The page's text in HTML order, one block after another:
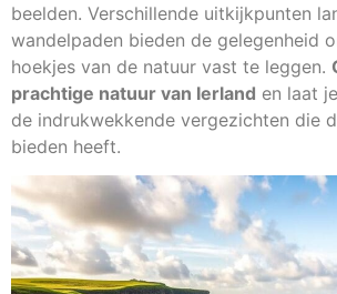
beelden. Verschillende uitkijkpunten
wandelpaden bieden de gelegenheid
hoekjes van de natuur vast te leggen.
prachtige natuur van Ierland en laat
de indrukwekkende vergezichten die
bieden heeft.